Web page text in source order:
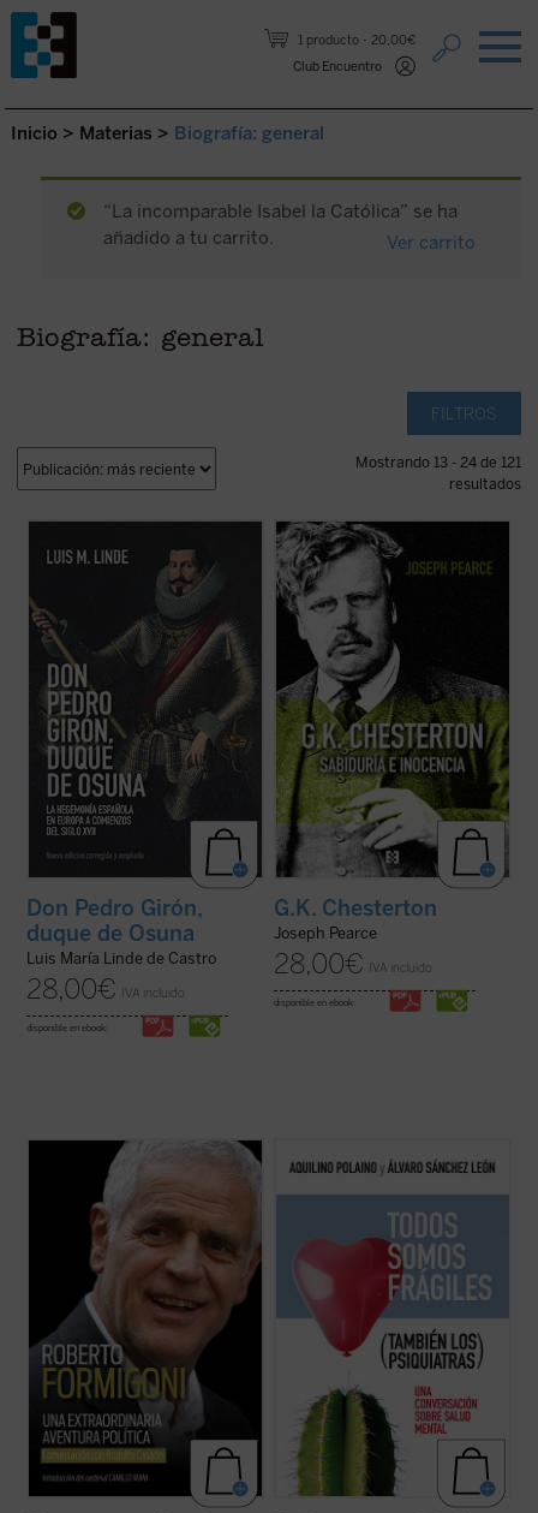
1 producto
20,00€
Club Encuentro
Saltar al contenido.
Inicio > Materias > Biografía: general
“La incomparable Isabel la Católica” se ha
añadido a tu carrito.
Ver carrito
Biografía: general
FILTROS
Mostrando 13 - 24 de 121
resultados
amigo y agente, Francisco de Quevedo, fue
un personaje legendario aún en vida y, con
el tiempo, pasó a ser uno de los más
destacados «réprobos» de la Leyenda
Negra. Su biografía, sin las fantasías y ...
(ver ficha)
Don Pedro Girón,
duque de Osuna
Luis María Linde de Castro
28,00€ IVA incluido
disponible en ebook:
Edición 150 aniversario del nacimiento de
Chesterton.
«Pearce consigue que la vida de
Chesterton fluya con pulso de novela (...)
Leer
G.K. Chesterton. Sabiduría e inocencia
es altamente recomendable, salvo que uno
prefiera pasar ...(ver ficha)
G.K. Chesterton
Joseph Pearce
28,00€ IVA incluido
disponible en ebook:
Este libro relata sesenta años de historia
de Italia, vividos y vistos a través de los
ojos de un joven político extraordinario de
la región de Lombardía. No es solo la
historia de un individuo, sino también la
historia de un pueblo ...
(ver ficha)
¿Qué bulle dentro de un psiquiatra que se
jubila después de 45 años tratando miles
bata es sanador. Más de cien preguntas
sobre él y sobre cada uno de ...(ver ficha)